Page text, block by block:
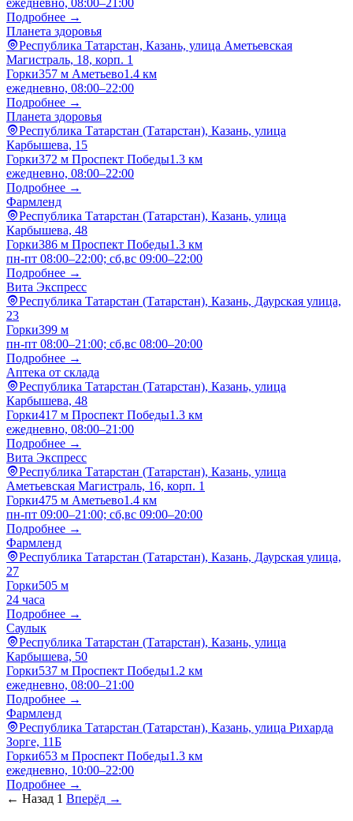
Подробнее →
Планета здоровья
Республика Татарстан, Казань, улица Аметьевская
Магистраль, 18, корп. 1
Горки357 м Аметьево1.4 км
ежедневно, 08:00–22:00
Подробнее →
Планета здоровья
Республика Татарстан (Татарстан), Казань, улица
Карбышева, 15
Горки372 м Проспект Победы1.3 км
ежедневно, 08:00–22:00
Подробнее →
Фармленд
Республика Татарстан (Татарстан), Казань, улица
Карбышева, 48
Горки386 м Проспект Победы1.3 км
пн-пт 08:00–22:00; сб,вс 09:00–22:00
Подробнее →
Вита Экспресс
Республика Татарстан (Татарстан), Казань, Даурская улица,
23
Горки399 м
пн-пт 08:00–21:00; сб,вс 08:00–20:00
Подробнее →
Аптека от склада
Республика Татарстан (Татарстан), Казань, улица
Карбышева, 48
Горки417 м Проспект Победы1.3 км
ежедневно, 08:00–21:00
Подробнее →
Вита Экспресс
Республика Татарстан (Татарстан), Казань, улица
Аметьевская Магистраль, 16, корп. 1
Горки475 м Аметьево1.4 км
пн-пт 09:00–21:00; сб,вс 09:00–20:00
Подробнее →
Фармленд
Республика Татарстан (Татарстан), Казань, Даурская улица,
27
Горки505 м
24 часа
Подробнее →
Саулык
Республика Татарстан (Татарстан), Казань, улица
Карбышева, 50
Горки537 м Проспект Победы1.2 км
ежедневно, 08:00–21:00
Подробнее →
Фармленд
Республика Татарстан (Татарстан), Казань, улица Рихарда
Зорге, 11Б
Горки653 м Проспект Победы1.3 км
ежедневно, 10:00–22:00
Подробнее →
← Назад 1 Вперёд →